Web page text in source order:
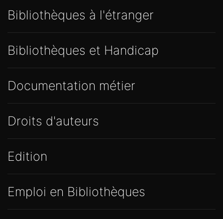
Bibliothèques à l'étranger
Bibliothèques et Handicap
Documentation métier
Droits d'auteurs
Edition
Emploi en Bibliothèques